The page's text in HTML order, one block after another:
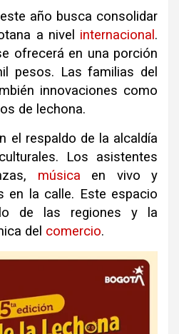
año busca consolidar
a nivel internacional.
ofrecerá en una porción
pesos. Las familias del
innovaciones como
de lechona.
el respaldo de la alcaldía
Los asistentes
música en vivo y
en la calle. Este espacio
de las regiones y la
del comercio.